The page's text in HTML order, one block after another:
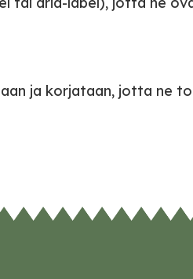
ja korjataan, jotta ne